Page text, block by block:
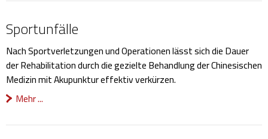
Sportunfälle
Nach Sportverletzungen und Operationen lässt sich die Dauer
der Rehabilitation durch die gezielte Behandlung der Chinesischen
Medizin mit Akupunktur effektiv verkürzen.
Mehr ...